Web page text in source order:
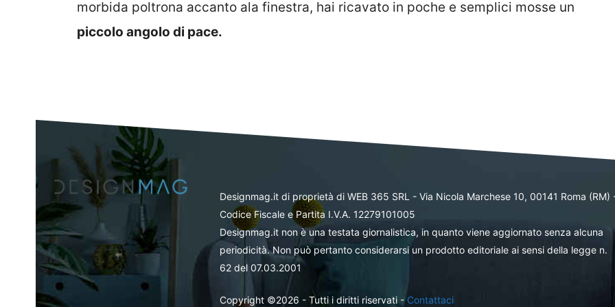
morbida poltrona accanto ala finestra, hai ricavato in poche e semplici mosse un
piccolo angolo di pace.
Designmag.it di proprietà di WEB 365 SRL - Via Nicola Marchese 10, 00141 Roma (RM)
Codice Fiscale e Partita I.V.A. 12279101005
Designmag.it non è una testata giornalistica, in quanto viene aggiornato senza alcuna
periodicità. Non può pertanto considerarsi un prodotto editoriale ai sensi della legge n.
62 del 07.03.2001
Copyright ©2026 - Tutti i diritti riservati -Contattaci